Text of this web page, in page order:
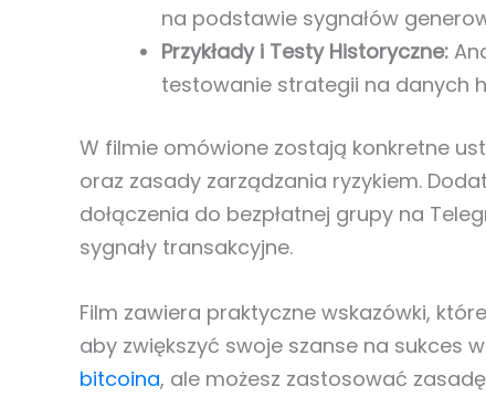
na podstawie sygnałów
Przykłady i Testy Historyczne:
testowanie strategii na danych
W filmie omówione zostają konkretne
oraz zasady zarządzania ryzykiem.
dołączenia do bezpłatnej grupy na
sygnały transakcyjne.
Film zawiera praktyczne wskazówki,
aby zwiększyć swoje szanse na sukces
bitcoina, ale możesz zastosować